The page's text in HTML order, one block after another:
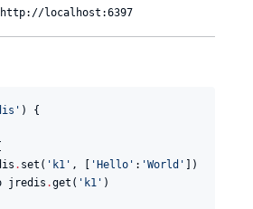
http://localhost:6397
' ) {
. set( ' k1 ' , [ ' Hello ' : 'World '
])
jredis
.get( ' k1 ' )